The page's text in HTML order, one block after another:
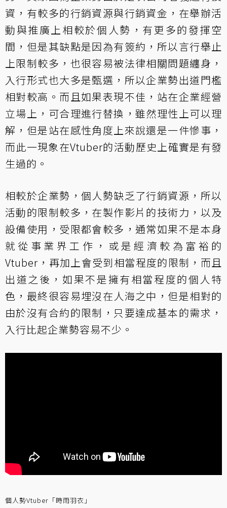
資，有較多的行銷資源與行銷資金，在舉辦活
動與推廣上相較於個人勢，有更多的發揮空
間，但是其缺點是因為有簽約，所以言行舉止
上限制較多，也很容易被法律相關問題纏身，
入行形式也大多是甄選，所以企業勢出道門檻
相對較高。而且如果表現不佳，站在企業經營
立場上，可合理進行替換，雖然理性上可以理
解，但是站在感性角度上來說還是一件慘事，
而此一現象在Vtuber的活動歷史上確實是有發
生過的。
相較於企業勢，個人勢缺乏了行銷資源，所以
活動的限制較多，在製作影片的技術力，以及
設備使用，受限都會較多，通常如果不是本身
就從事業界工作，或是經濟較為富裕的
Vtuber，再加上會受到相當程度的限制，而且
出道之後，如果不是擁有相當程度的個人特
色，最終很容易埋沒在人海之中，但是相對的
由於沒有合約的限制，只要達成基本的需求，
入行比起企業勢容易不少。
個人勢Vtuber「時雨羽衣」